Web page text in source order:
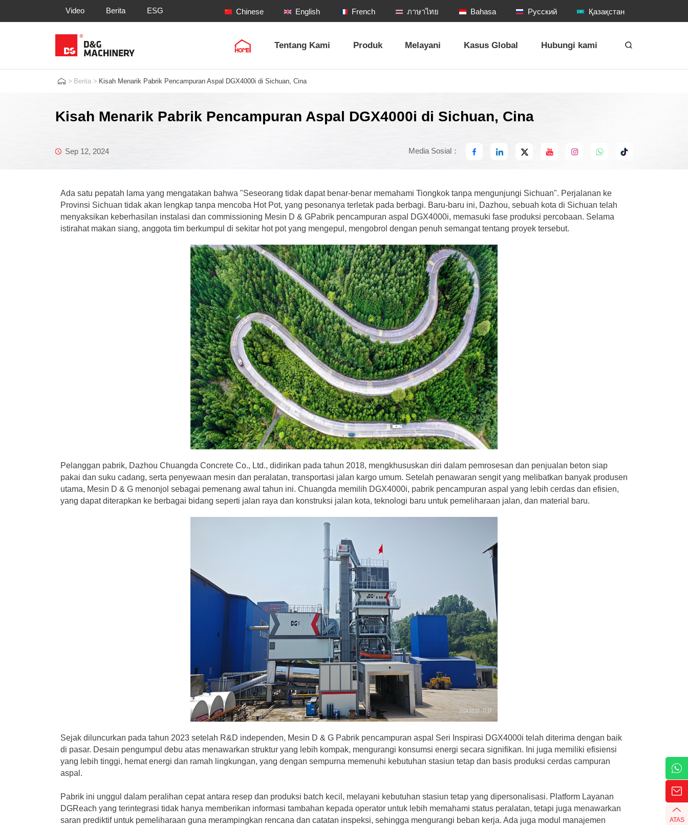
Video Berita ESG Chinese English French ภาษาไทย Bahasa Русский Қазақстан
Tentang Kami Produk Melayani Kasus Global Hubungi kami
> Berita > Kisah Menarik Pabrik Pencampuran Aspal DGX4000i di Sichuan, Cina
Kisah Menarik Pabrik Pencampuran Aspal DGX4000i di Sichuan, Cina
Sep 12, 2024 Media Sosial：
Ada satu pepatah lama yang mengatakan bahwa "Seseorang tidak dapat benar-benar memahami Tiongkok tanpa mengunjungi Sichuan". Perjalanan ke
Provinsi Sichuan tidak akan lengkap tanpa mencoba Hot Pot, yang pesonanya terletak pada berbagi. Baru-baru ini, Dazhou, sebuah kota di Sichuan telah
menyaksikan keberhasilan instalasi dan commissioning Mesin D & GPabrik pencampuran aspal DGX4000i, memasuki fase produksi percobaan. Selama
istirahat makan siang, anggota tim berkumpul di sekitar hot pot yang mengepul, mengobrol dengan penuh semangat tentang proyek tersebut.
Pelanggan pabrik, Dazhou Chuangda Concrete Co., Ltd., didirikan pada tahun 2018, mengkhususkan diri dalam pemrosesan dan penjualan beton siap
pakai dan suku cadang, serta penyewaan mesin dan peralatan, transportasi jalan kargo umum. Setelah penawaran sengit yang melibatkan banyak produsen
utama, Mesin D & G menonjol sebagai pemenang awal tahun ini. Chuangda memilih DGX4000i, pabrik pencampuran aspal yang lebih cerdas dan efisien,
yang dapat diterapkan ke berbagai bidang seperti jalan raya dan konstruksi jalan kota, teknologi baru untuk pemeliharaan jalan, dan material baru.
Sejak diluncurkan pada tahun 2023 setelah R&D independen, Mesin D & GPabrik pencampuran aspal Seri Inspirasi DGX4000i telah diterima dengan baik
di pasar. Desain pengumpul debu atas menawarkan struktur yang lebih kompak, mengurangi konsumsi energi secara signifikan. Ini juga memiliki efisiensi
yang lebih tinggi, hemat energi dan ramah lingkungan, yang dengan sempurna memenuhi kebutuhan stasiun tetap dan basis produksi cerdas campuran
aspal.
Pabrik ini unggul dalam peralihan cepat antara resep dan produksi batch kecil, melayani kebutuhan stasiun tetap yang dipersonalisasi. Platform Layanan
DGReach yang terintegrasi tidak hanya memberikan informasi tambahan kepada operator untuk lebih memahami status peralatan, tetapi juga menawarkan
saran prediktif untuk pemeliharaan guna merampingkan rencana dan catatan inspeksi, sehingga mengurangi beban kerja. Ada juga modul manajemen
ATAS